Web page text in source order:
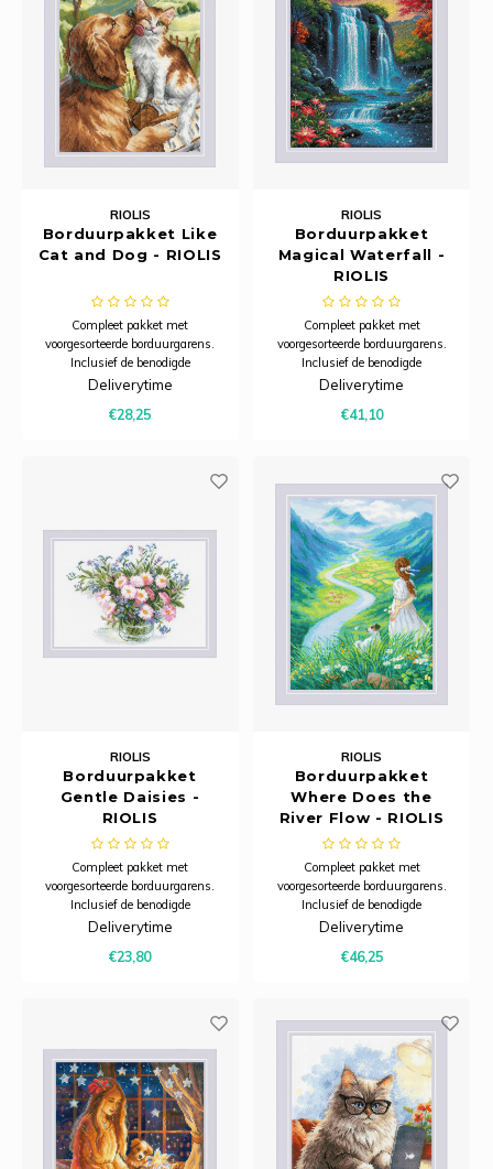
RIOLIS
Borduurpakket Like
Cat and Dog - RIOLIS
Compleet pakket met
voorgesorteerde borduurgarens.
Inclusief de benodigde
borduurstof, garens, patroon,
Deliverytime
€28,25
RIOLIS
Borduurpakket
Magical Waterfall -
RIOLIS
Compleet pakket met
voorgesorteerde borduurgarens.
Inclusief de benodigde
borduurstof, garens, patroon,
Deliverytime
€41,10
RIOLIS
Borduurpakket
Gentle Daisies -
RIOLIS
Compleet pakket met
voorgesorteerde borduurgarens.
Inclusief de benodigde
borduurstof, garens, patroon,
Deliverytime
€23,80
RIOLIS
Borduurpakket
Where Does the
River Flow - RIOLIS
Compleet pakket met
voorgesorteerde borduurgarens.
Inclusief de benodigde
borduurstof, garens, patroon,
Deliverytime
€46,25